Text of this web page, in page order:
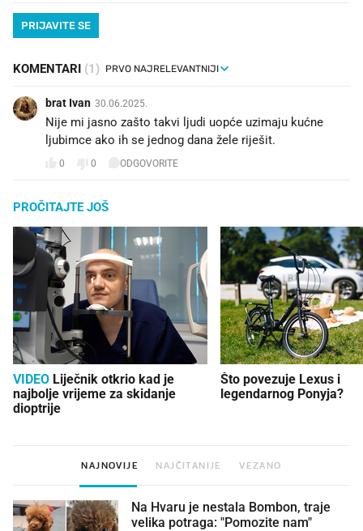
PRIJAVITE SE
KOMENTARI (1)
brat Ivan 30.06.2025.
Nije mi jasno zašto takvi ljudi uopće uzimaju kućne
ljubimce ako ih se jednog dana žele riješit.
0 0 ODGOVORITE
PROČITAJTE JOŠ
VIDEO
najbolje vrijeme za skidanje
dioptrije
Što povezuje Lexus i
legendarnog Ponyja?
NAJNOVIJE NAJČITANIJE VEZANO
Na Hvaru je nestala Bombon, traje
velika potraga: "Pomozite nam"